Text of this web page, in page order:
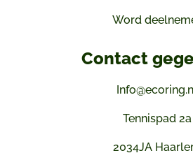
Word
Contact
Tennispad 2a
2034JA